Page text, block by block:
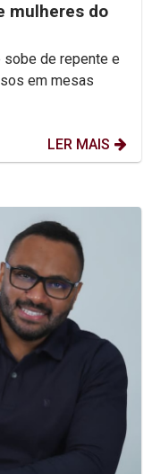
mulheres do
sobe de repente e
em mesas
LER MAIS